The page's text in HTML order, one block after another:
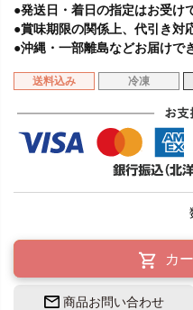
●発送日・着日の指定はお受け
●賞味期限の関係上、代引き対
●沖縄・一部離島などお届けで
送料込み 冷凍
カ
商品お問い合わせ